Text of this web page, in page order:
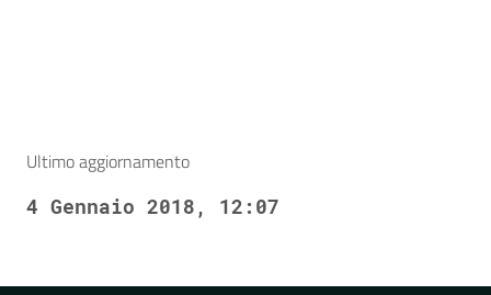
Ultimo aggiornamento
4 Gennaio 2018, 12:07